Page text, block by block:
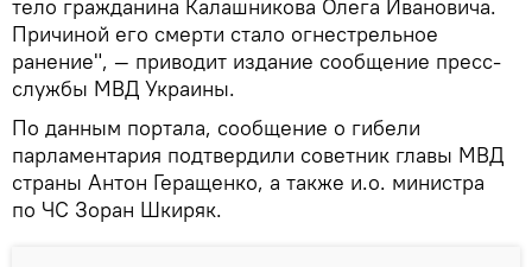
тело гражданина Калашникова Олега Ивановича.
Причиной его смерти стало огнестрельное
ранение", — приводит издание сообщение пресс-
службы МВД Украины.
По данным портала, сообщение о гибели
парламентария подтвердили советник главы МВД
страны Антон Геращенко, а также и.о. министра
по ЧС Зоран Шкиряк.